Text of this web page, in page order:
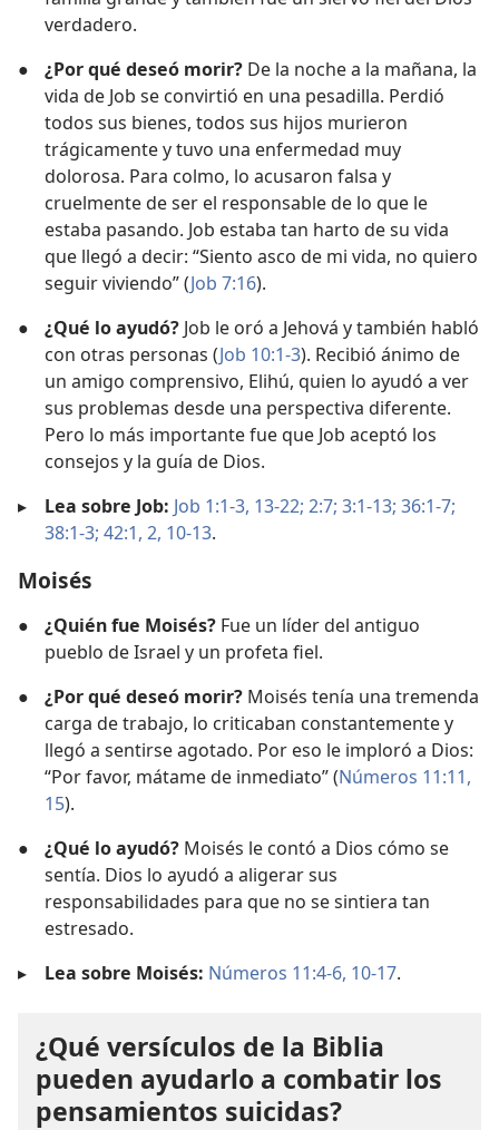
verdadero.
●
¿Por qué deseó morir? De la noche a la mañana, la
vida de Job se convirtió en una pesadilla. Perdió
todos sus bienes, todos sus hijos murieron
trágicamente y tuvo una enfermedad muy
dolorosa. Para colmo, lo acusaron falsa y
cruelmente de ser el responsable de lo que le
estaba pasando. Job estaba tan harto de su vida
que llegó a decir: “Siento asco de mi vida, no quiero
seguir viviendo” (Job 7:16).
●
¿Qué lo ayudó? Job le oró a Jehová y también habló
con otras personas (Job 10:1-3). Recibió ánimo de
un amigo comprensivo, Elihú, quien lo ayudó a ver
sus problemas desde una perspectiva diferente.
Pero lo más importante fue que Job aceptó los
consejos y la guía de Dios.
▸
Lea sobre Job: Job 1:1-3, 13-22; 2:7; 3:1-13; 36:1-7;
38:1-3; 42:1, 2, 10-13.
Moisés
● ¿Quién fue Moisés? Fue un líder del antiguo
pueblo de Israel y un profeta fiel.
●
¿Por qué deseó morir? Moisés tenía una tremenda
carga de trabajo, lo criticaban constantemente y
llegó a sentirse agotado. Por eso le imploró a Dios:
“Por favor, mátame de inmediato” (Números 11:11,
15).
●
¿Qué lo ayudó? Moisés le contó a Dios cómo se
sentía. Dios lo ayudó a aligerar sus
responsabilidades para que no se sintiera tan
estresado.
▸
Lea sobre Moisés: Números 11:4-6, 10-17.
¿Qué versículos de la Biblia
pueden ayudarlo a combatir los
pensamientos suicidas?